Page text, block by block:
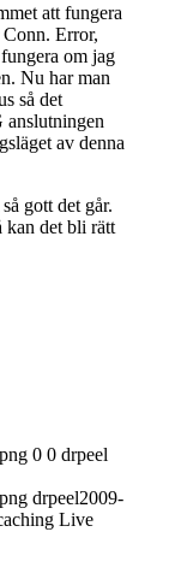
att fungera
Error,
om jag
Nu har man
så det
anslutningen
av denna
gott det går.
det bli rätt
0 0 drpeel
drpeel2009-
Live